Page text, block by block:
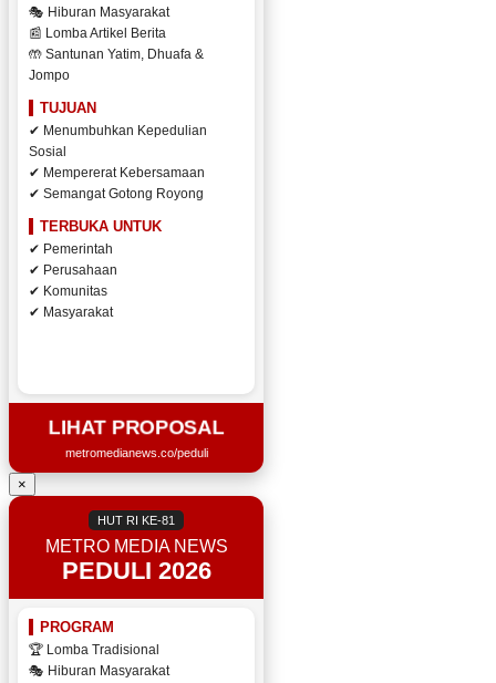
🎭 Hiburan Masyarakat
📰 Lomba Artikel Berita
🤲 Santunan Yatim, Dhuafa &
Jompo
TUJUAN
✔ Menumbuhkan Kepedulian
Sosial
✔ Mempererat Kebersamaan
✔ Semangat Gotong Royong
TERBUKA UNTUK
✔ Pemerintah
✔ Perusahaan
✔ Komunitas
✔ Masyarakat
LIHAT PROPOSAL
metromedianews.co/peduli
×
HUT RI KE-81
METRO MEDIA NEWS
PEDULI 2026
PROGRAM
🏆 Lomba Tradisional
🎭 Hiburan Masyarakat